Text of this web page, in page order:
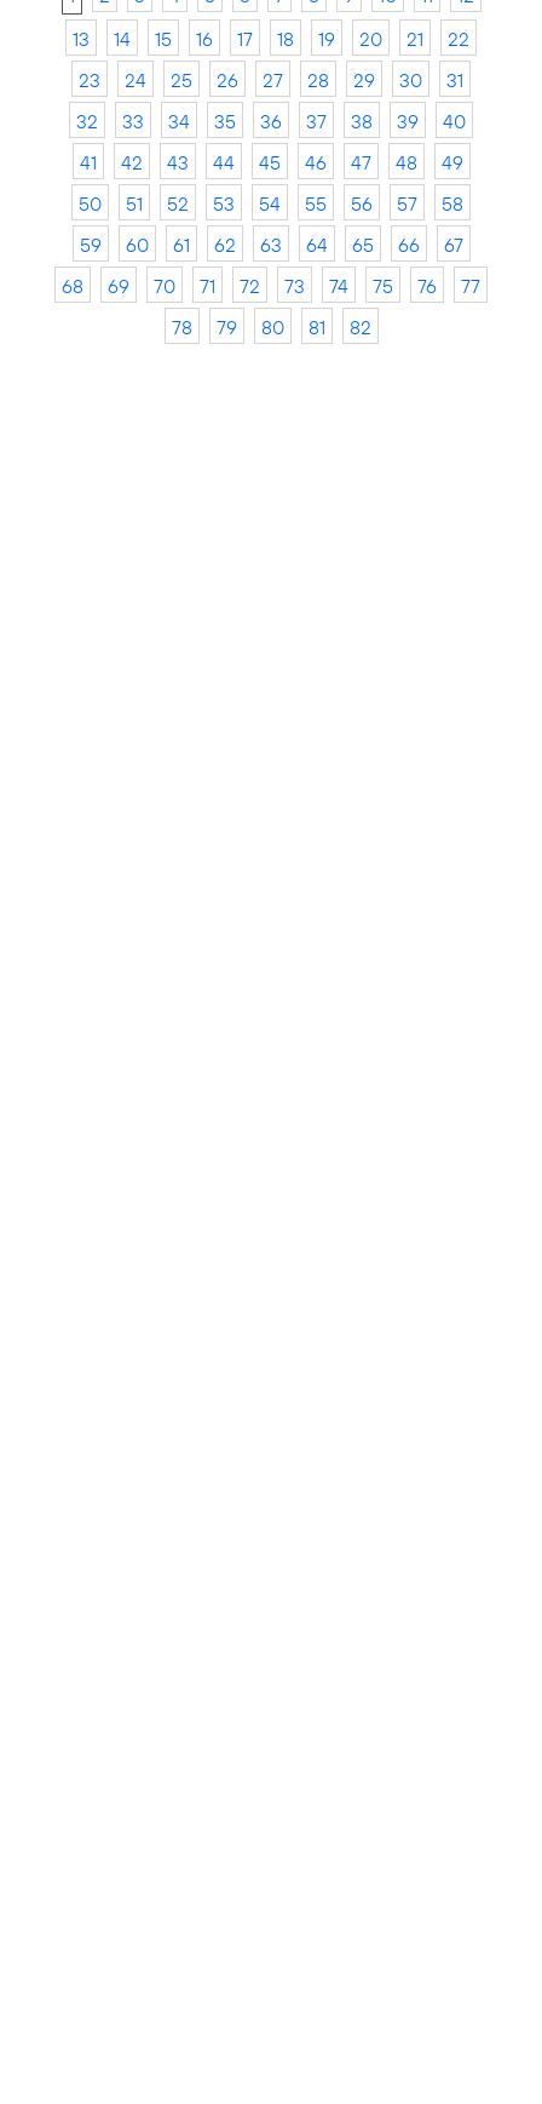
13
14 15 16 17 18 19 20 21
22
23
24 25 26 27 28 29 30
31
32
33 34 35 36 37 38 39
40
41
42 43 44 45 46 47 48
49
50
51 52 53 54 55 56 57
58
59
60 61 62 63 64 65 66
67
68
69 70 71 72 73 74 75 76
77
78
79 80 81 82